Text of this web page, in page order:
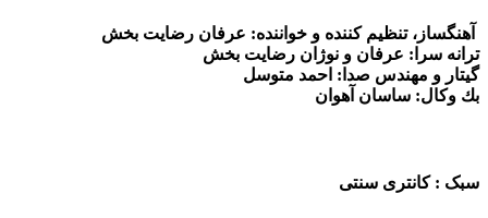
آهنگساز، تنظيم كننده و خواننده: عرفان رضايت بخش
ترانه سرا: عرفان و نوژان رضايت بخش
گيتار و مهندس صدا: احمد متوسل
بك وكال: ساسان آهوان
سبک : کانتری سنتی